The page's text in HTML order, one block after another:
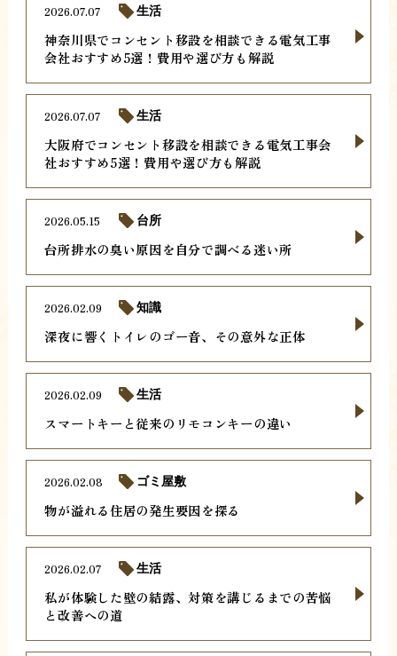
神奈川県でコンセント移設を相談できる電気工事
会社おすすめ5選！費用や選び方も解説
2026.07.07 生活
大阪府でコンセント移設を相談できる電気工事会
社おすすめ5選！費用や選び方も解説
2026.07.07 生活
台所排水の臭い原因を自分で調べる迷い所
2026.05.15 台所
深夜に響くトイレのゴー音、その意外な正体
2026.02.09 知識
スマートキーと従来のリモコンキーの違い
2026.02.09 生活
物が溢れる住居の発生要因を探る
2026.02.08 ゴミ屋敷
私が体験した壁の結露、対策を講じるまでの苦悩
と改善への道
2026.02.07 生活